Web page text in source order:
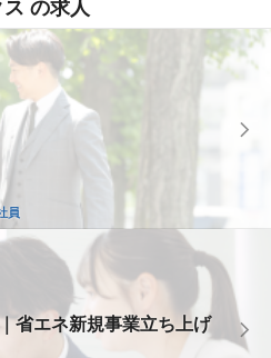
の求人
員
省エネ新規事業立ち上げ